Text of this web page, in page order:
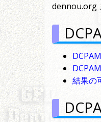
dennou.org
結果の